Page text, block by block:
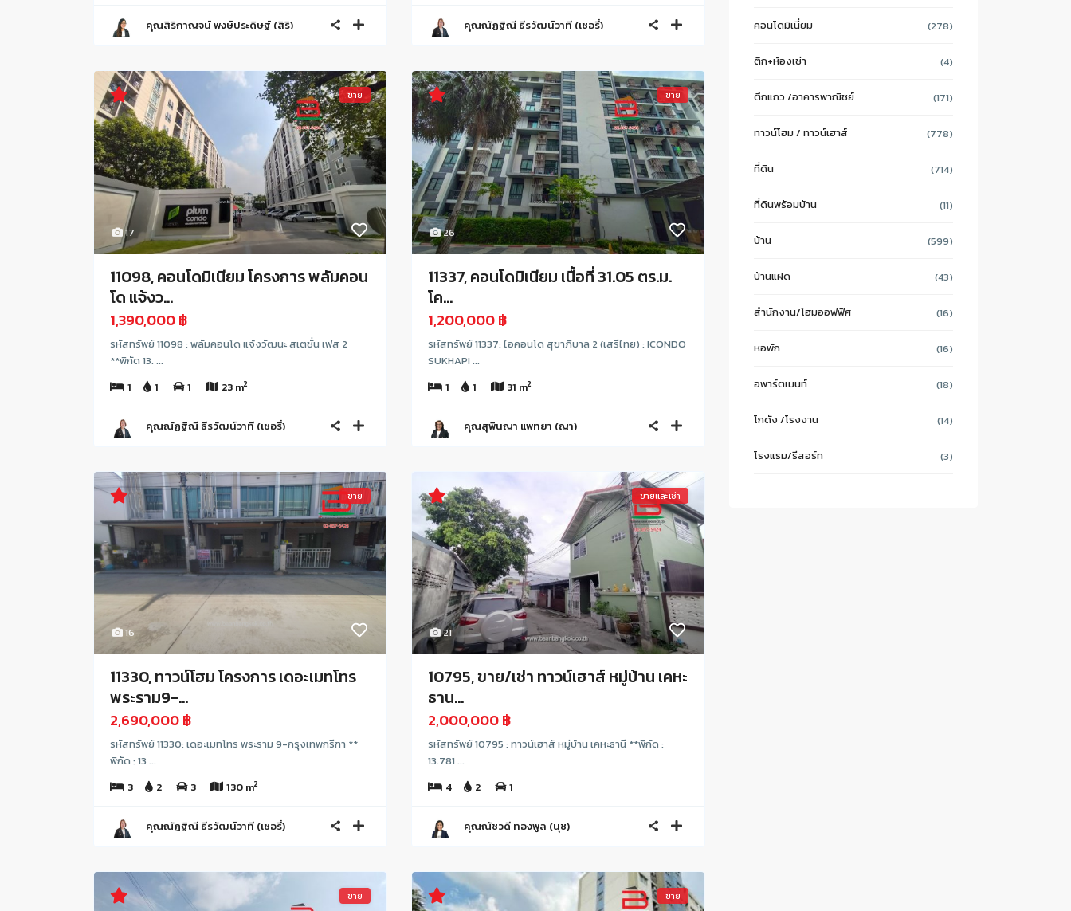
คุณสิริกาญจน์ พงษ์ประดิษฐ์ (สิริ) คุณณัฏฐิณี ธีรวัฒน์วาที (เชอรี่)
17
ขาย
11098, คอนโดมิเนียม โครงการ พลัมคอน
โด แจ้งว...
1,390,000 ฿
รหัสทรัพย์ 11098 : พลัมคอนโด แจ้งวัฒนะ สเตชั่น เฟส 2
**พิกัด 13. ...
1
1 1 23 m2
คุณณัฏฐิณี ธีรวัฒน์วาที (เชอรี่)
26
ขาย
11337, คอนโดมิเนียม เนื้อที่ 31.05 ตร.ม.
โค...
1,200,000 ฿
รหัสทรัพย์ 11337: ไอคอนโด สุขาภิบาล 2 (เสรีไทย) : ICONDO
SUKHAPI ...
1
1 31 m2
คุณสุพินญา แพทยา (ญา)
16
ขาย
11330, ทาวน์โฮม โครงการ เดอะเมทโทร
พระราม9-...
2,690,000 ฿
รหัสทรัพย์ 11330: เดอะเมทโทร พระราม 9-กรุงเทพกรีฑา **
พิกัด : 13 ...
3
2 3 130 m2
คุณณัฏฐิณี ธีรวัฒน์วาที (เชอรี่)
21
ขายและเช่า
10795, ขาย/เช่า ทาวน์เฮาส์ หมู่บ้าน เคหะ
ธาน...
2,000,000 ฿
รหัสทรัพย์ 10795 : ทาวน์เฮาส์ หมู่บ้าน เคหะธานี **พิกัด :
13.781 ...
4
2 1
คุณณัชวดี ทองพูล (นุช)
ขาย ขาย
คอนโดมิเนี่ยม (278)
ตึก+ห้องเช่า (4)
ตึกแถว /อาคารพาณิชย์ (171)
ทาวน์โฮม / ทาวน์เฮาส์ (778)
ที่ดิน (714)
ที่ดินพร้อมบ้าน (11)
บ้าน (599)
บ้านแฝด (43)
สำนักงาน/โฮมออฟฟิศ (16)
หอพัก (16)
อพาร์ตเมนท์ (18)
โกดัง /โรงงาน (14)
โรงแรม/รีสอร์ท (3)